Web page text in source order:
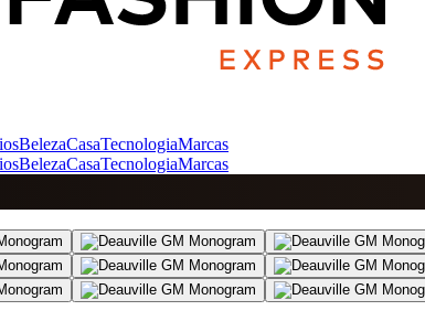
BelezaCasaTecnologiaMarcas
BelezaCasaTecnologiaMarcas